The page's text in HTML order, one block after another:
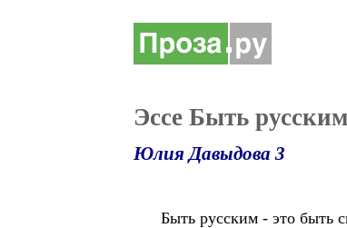
Эссе Быть русским
Юлия Давыдова 3
Быть русским - это быть